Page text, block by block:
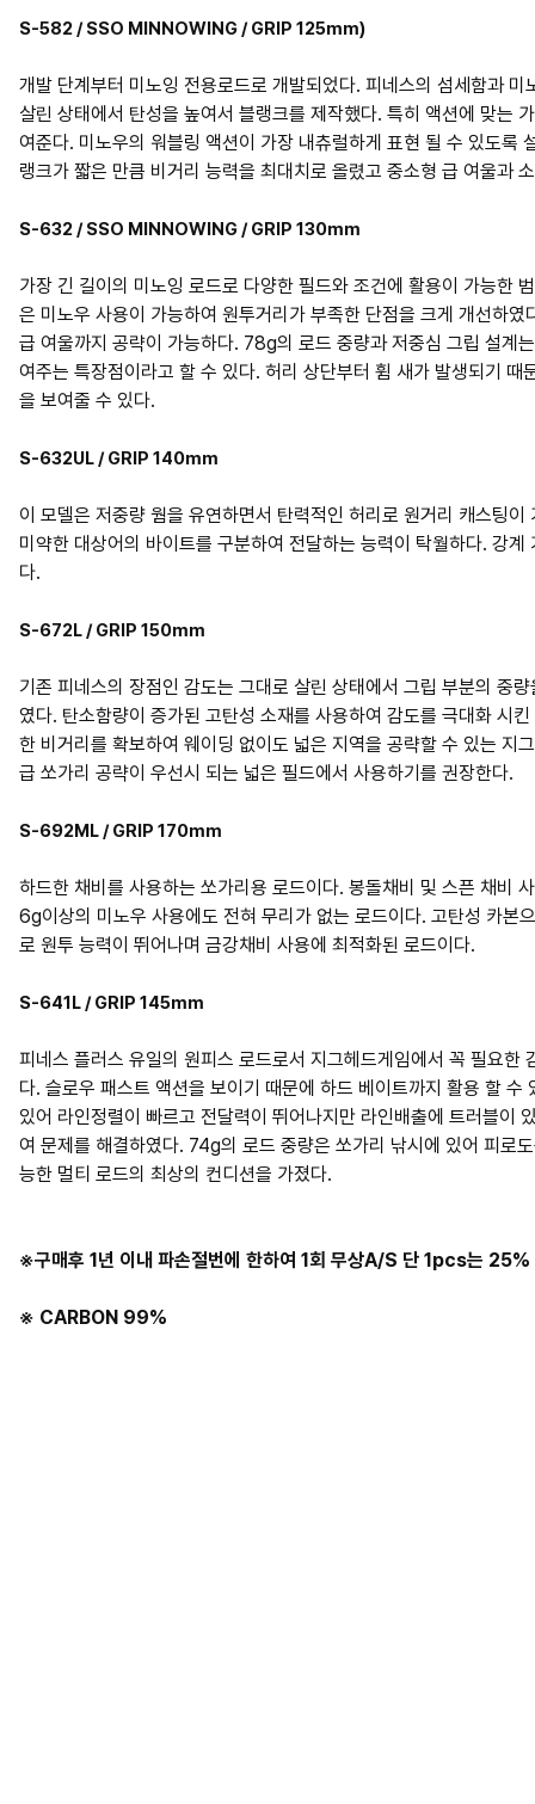
S-582 / SSO MINNOWING / GRIP 125mm)
개발 단계부터 미노잉 전용로드로 개발되었다. 피네스의 섬세함과
살린 상태에서 탄성을 높여서 블랭크를 제작했다. 특히 액션에 맞는
여준다. 미노우의 워블링 액션이 가장 내츄럴하게 표현 될 수 있도록
랭크가 짧은 만큼 비거리 능력을 최대치로 올렸고 중소형 급 여울과
S-632 / SSO MINNOWING / GRIP 130mm
가장 긴 길이의 미노잉 로드로 다양한 필드와 조건에 활용이 가능한
은 미노우 사용이 가능하여 원투거리가 부족한 단점을 크게 개선하
급 여울까지 공략이 가능하다. 78g의 로드 중량과 저중심 그립 설계
여주는 특장점이라고 할 수 있다. 허리 상단부터 휨 새가 발생되기 때
을 보여줄 수 있다.
S-632UL / GRIP 140mm
이 모델은 저중량 웜을 유연하면서 탄력적인 허리로 원거리 캐스팅
미약한 대상어의 바이트를 구분하여 전달하는 능력이 탁월하다. 강
다.
S-672L / GRIP 150mm
기존 피네스의 장점인 감도는 그대로 살린 상태에서 그립 부분의 중
였다. 탄소함량이 증가된 고탄성 소재를 사용하여 감도를 극대화 시
한 비거리를 확보하여 웨이딩 없이도 넓은 지역을 공략할 수 있는 지
급 쏘가리 공략이 우선시 되는 넓은 필드에서 사용하기를 권장한다.
S-692ML / GRIP 170mm
하드한 채비를 사용하는 쏘가리용 로드이다. 봉돌채비 및 스픈 채비
6g이상의 미노우 사용에도 전혀 무리가 없는 로드이다. 고탄성 카본
로 원투 능력이 뛰어나며 금강채비 사용에 최적화된 로드이다.
S-641L / GRIP 145mm
피네스 플러스 유일의 원피스 로드로서 지그헤드게임에서 꼭 필요한
다. 슬로우 패스트 액션을 보이기 때문에 하드 베이트까지 활용 할
있어 라인정렬이 빠르고 전달력이 뛰어나지만 라인배출에 트러블이
여 문제를 해결하였다. 74g의 로드 중량은 쏘가리 낚시에 있어 피로
능한 멀티 로드의 최상의 컨디션을 가졌다.
※구매후 1년 이내 파손절번에 한하여 1회 무상A/S 단 1pcs는
※ CARBON 99%